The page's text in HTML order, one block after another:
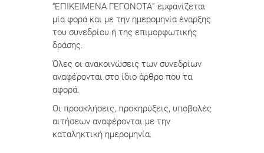
“ΕΠΙΚΕΙΜΕΝΑ ΓΕΓΟΝΟΤΑ” εμφανίζεται
μία φορά και με την ημερομηνία έναρξης
του συνεδρίου ή της επιμορφωτικής
δράσης.
Όλες οι ανακοινώσεις των συνεδρίων
αναφέρονται στο ίδιο άρθρο που τα
αφορά.
Οι προσκλήσεις, προκηρύξεις, υποβολές
αιτήσεων αναφέρονται με την
καταληκτική ημερομηνία.